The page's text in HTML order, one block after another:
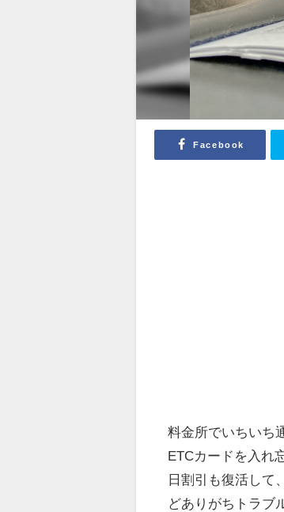
Facebook
料金所でいちいち
ETCカードを入れ
日割引も復活して
どありがちトラブ